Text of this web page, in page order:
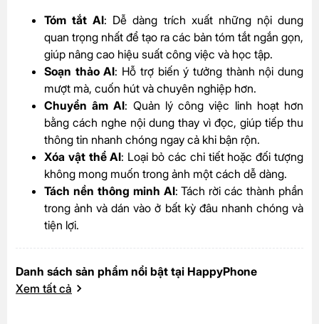
Tóm tắt AI: Dễ dàng trích xuất những nội dung
quan trọng nhất để tạo ra các bản tóm tắt ngắn gọn,
giúp nâng cao hiệu suất công việc và học tập.
Soạn thảo AI: Hỗ trợ biến ý tưởng thành nội dung
mượt mà, cuốn hút và chuyên nghiệp hơn.
Chuyển âm AI: Quản lý công việc linh hoạt hơn
bằng cách nghe nội dung thay vì đọc, giúp tiếp thu
thông tin nhanh chóng ngay cả khi bận rộn.
Xóa vật thể AI: Loại bỏ các chi tiết hoặc đối tượng
không mong muốn trong ảnh một cách dễ dàng.
Tách nền thông minh AI: Tách rời các thành phần
trong ảnh và dán vào ở bất kỳ đâu nhanh chóng và
tiện lợi.
Danh sách sản phẩm nổi bật tại HappyPhone
Xem tất cả